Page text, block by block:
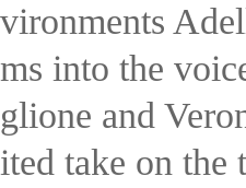
vironments
ms into the
glione and
ited take on the